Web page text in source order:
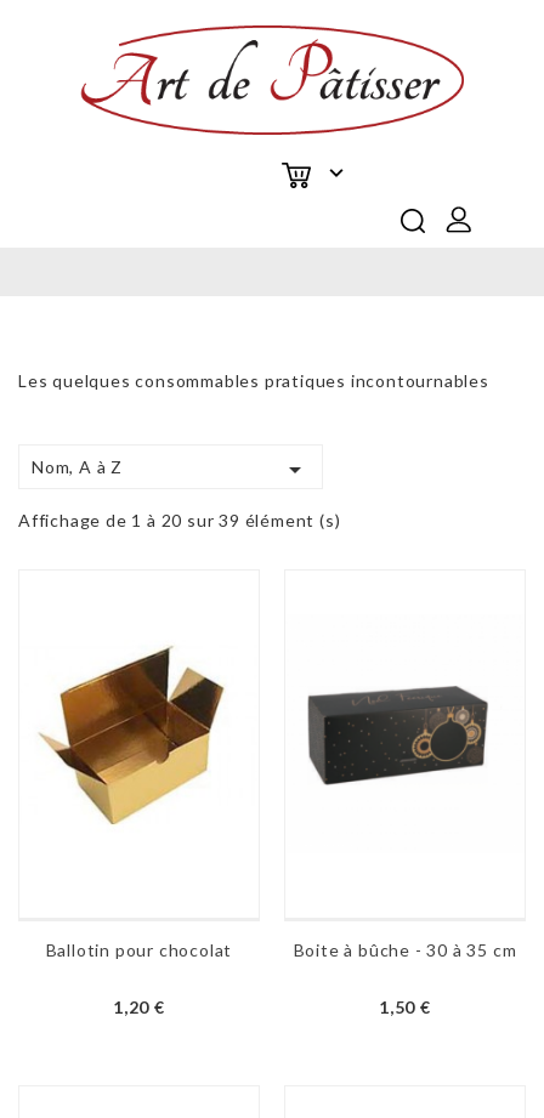

Les quelques consommables pratiques incontournables
Nom, A à Z 
Affichage de 1 à 20 sur 39 élément (s)
Ballotin pour chocolat
1,20 €
Boite à bûche - 30 à 35 cm
1,50 €